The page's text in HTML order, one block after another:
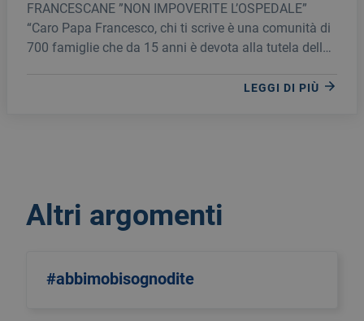
FRANCESCANE ”NON IMPOVERITE L’OSPEDALE”
“Caro Papa Francesco, chi ti scrive è una comunità di
700 famiglie che da 15 anni è devota alla tutela della
le Madonie e i Nebrodi (circa 650 mila persone)”.
LEGGI DI PIÙ
Altri argomenti
#abbimobisognodite